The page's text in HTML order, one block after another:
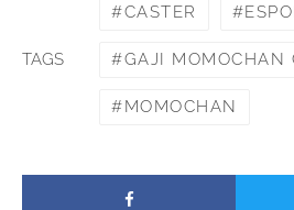
TAGS
CASTER
GAJI MOMOCHAN
MOMOCHAN